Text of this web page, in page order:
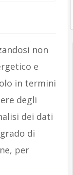
non
e
in termini
degli
dei dati
di
per